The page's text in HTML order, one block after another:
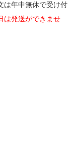
は年中無休で受け付
は発送ができませ